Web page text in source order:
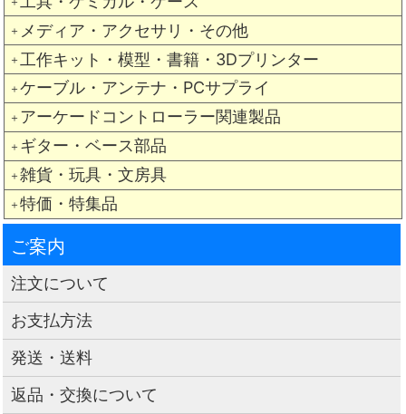
＋ メディア・アクセサリ・その他
＋ 工作キット・模型・書籍・3Dプリンター
＋ ケーブル・アンテナ・PCサプライ
＋ アーケードコントローラー関連製品
＋ ギター・ベース部品
＋ 雑貨・玩具・文房具
＋ 特価・特集品
ご案内
注文について
お支払方法
発送・送料
返品・交換について